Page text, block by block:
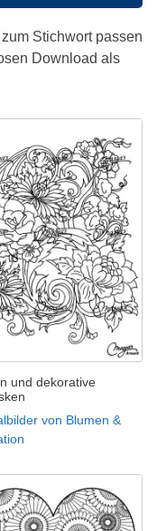
Stichwort passen
Download als
und dekorative
von Blumen &